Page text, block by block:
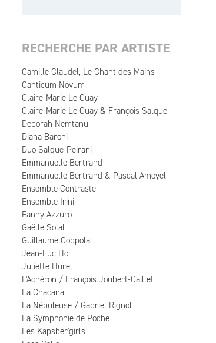
RECHERCHE PAR ARTISTE
Camille Claudel, Le Chant des Mains
Canticum Novum
Claire-Marie Le Guay
Claire-Marie Le Guay & François Salque
Deborah Nemtanu
Diana Baroni
Duo Salque-Peirani
Emmanuelle Bertrand
Emmanuelle Bertrand & Pascal Amoyel
Ensemble Contraste
Ensemble Irini
Fanny Azzuro
Gaëlle Solal
Guillaume Coppola
Jean-Luc Ho
Juliette Hurel
L'Achéron / François Joubert-Caillet
La Chacana
La Nébuleuse / Gabriel Rignol
La Symphonie de Poche
Les Kapsber'girls